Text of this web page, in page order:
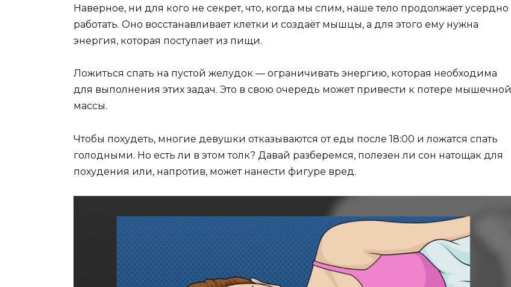
Наверное, ни для кого не секрет, что, когда мы спим, наше тело продолжает усердно
работать. Оно восстанавливает клетки и создаёт мышцы, а для этого ему нужна
энергия, которая поступает из пищи.
Ложиться спать на пустой желудок — ограничивать энергию, которая необходима
для выполнения этих задач. Это в свою очередь может привести к потере мышечной
массы.
Чтобы похудеть, многие девушки отказываются от еды после 18:00 и ложатся спать
голодными. Но есть ли в этом толк? Давай разберемся, полезен ли сон натощак для
похудения или, напротив, может нанести фигуре вред.